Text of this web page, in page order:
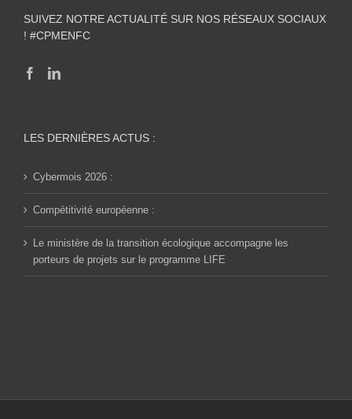
SUIVEZ NOTRE ACTUALITÉ SUR NOS RÉSEAUX SOCIAUX
! #CPMENFC
LES DERNIÈRES ACTUS :
Cybermois 2026 :
Compétitivité européenne :
Le ministère de la transition écologique accompagne les
porteurs de projets sur le programme LIFE